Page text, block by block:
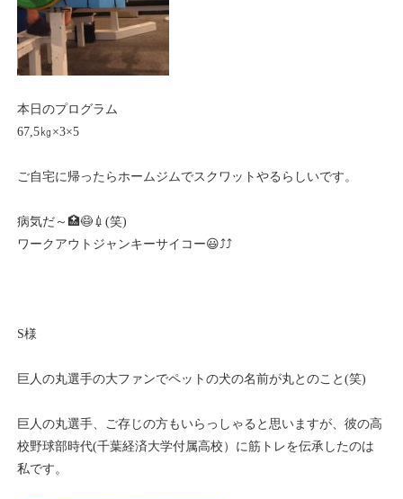
本日のプログラム
67,5㎏×3×5
ご自宅に帰ったらホームジムでスクワットやるらしいです。
病気だ～🏥😷💉(笑)
ワークアウトジャンキーサイコー😃⤴️⤴️
S様
巨人の丸選手の大ファンでペットの犬の名前が丸とのこと(笑)
巨人の丸選手、ご存じの方もいらっしゃると思いますが、彼の高
校野球部時代(千葉経済大学付属高校）に筋トレを伝承したのは
私です。